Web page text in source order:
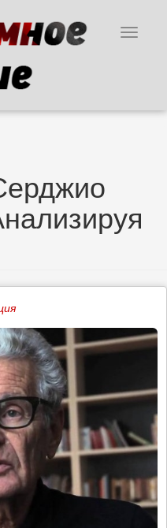
Toggle